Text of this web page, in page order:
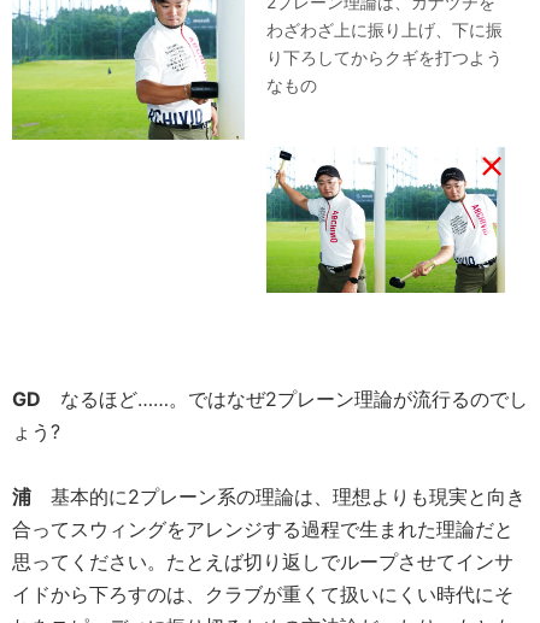
わざわざ上に振り上げ、下に振
り下ろしてからクギを打つよう
なもの
GD なるほど……。ではなぜ2プレーン理論が流行るのでし
ょう?
浦 基本的に2プレーン系の理論は、理想よりも現実と向き
合ってスウィングをアレンジする過程で生まれた理論だと
思ってください。たとえば切り返しでループさせてインサ
イドから下ろすのは、クラブが重くて扱いにくい時代にそ